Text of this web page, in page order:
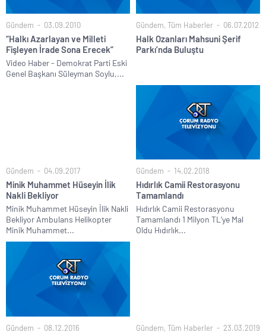
Gündem 03.09.2010
“Halkı Azarlayan ve Milleti
Fişleyen İrade Sona Erecek”
Video Haber - Demokrat Parti Eski
Genel Başkanı Süleyman Soylu,...
Gündem, Tüm Haberler 06.07.2012
Halk Ozanları Mahsuni Şerif
Parkı’nda Buluştu
Gündem 04.09.2017
Minik Muhammet Hüseyin İlik
Nakli Bekliyor
Minik Muhammet Hüseyin İlik Nakli
Bekliyor Ambulans Helikopter
Minik Muhammet...
Gündem 14.02.2018
Hıdırlık Camii Restorasyonu
Tamamlandı
Hıdırlık Camii Restorasyonu
Tamamlandı 1 Milyon TL’ye Mal
Oldu Hıdırlık...
Gündem 08.12.2016 Gündem, Tüm Haberler 23.03.2019